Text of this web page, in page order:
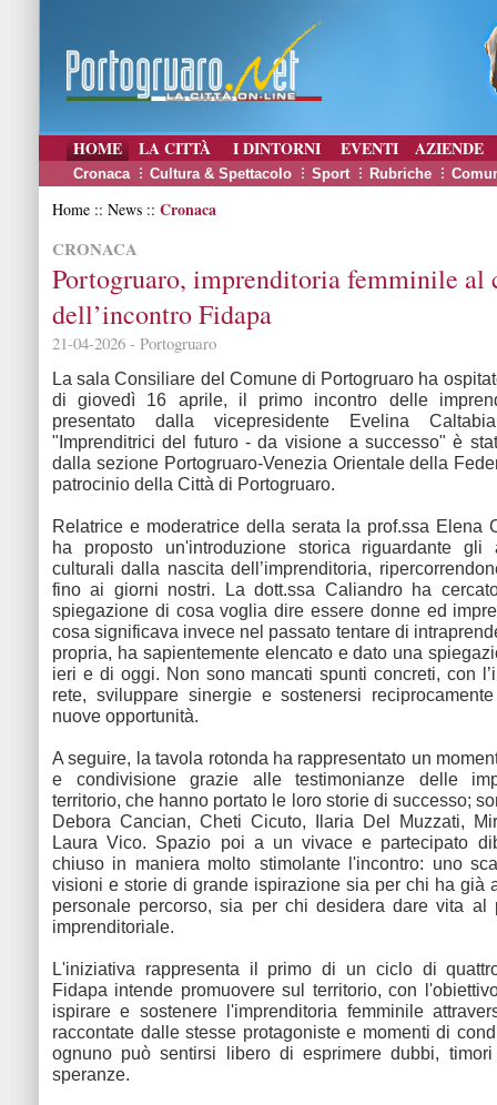
HOME LA CITTÀ I DINTORNI EVENTI AZIENDE
Cronaca Cultura & Spettacolo Sport Rubriche
Home :: News :: Cronaca
CRONACA
Portogruaro, imprenditoria femminile al
dell’incontro Fidapa
21-04-2026 - Portogruaro
La sala Consiliare del Comune di Portogruaro ha
di giovedì 16 aprile, il primo incontro delle
presentato dalla vicepresidente Evelina
"Imprenditrici del futuro - da visione a successo" è
dalla sezione Portogruaro-Venezia Orientale della
patrocinio della Città di Portogruaro.
Relatrice e moderatrice della serata la prof.ssa Elena
ha proposto un'introduzione storica riguardante gli
culturali dalla nascita dell’imprenditoria,
fino ai giorni nostri. La dott.ssa Caliandro ha
spiegazione di cosa voglia dire essere donne ed
cosa significava invece nel passato tentare di
propria, ha sapientemente elencato e dato una
ieri e di oggi. Non sono mancati spunti concreti, con
rete, sviluppare sinergie e sostenersi
nuove opportunità.
A seguire, la tavola rotonda ha rappresentato un
e condivisione grazie alle testimonianze delle
territorio, che hanno portato le loro storie di successo;
Debora Cancian, Cheti Cicuto, Ilaria Del Muzzati,
Laura Vico. Spazio poi a un vivace e partecipato
chiuso in maniera molto stimolante l'incontro: uno
visioni e storie di grande ispirazione sia per chi ha già
personale percorso, sia per chi desidera dare vita al
imprenditoriale.
L'iniziativa rappresenta il primo di un ciclo di
Fidapa intende promuovere sul territorio, con
ispirare e sostenere l'imprenditoria femminile
raccontate dalle stesse protagoniste e momenti di
ognuno può sentirsi libero di esprimere dubbi,
speranze.